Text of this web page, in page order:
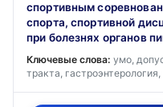
спортивным
спорта, спортивной
при болезнях органов
Ключевые слова: умо,
тракта,